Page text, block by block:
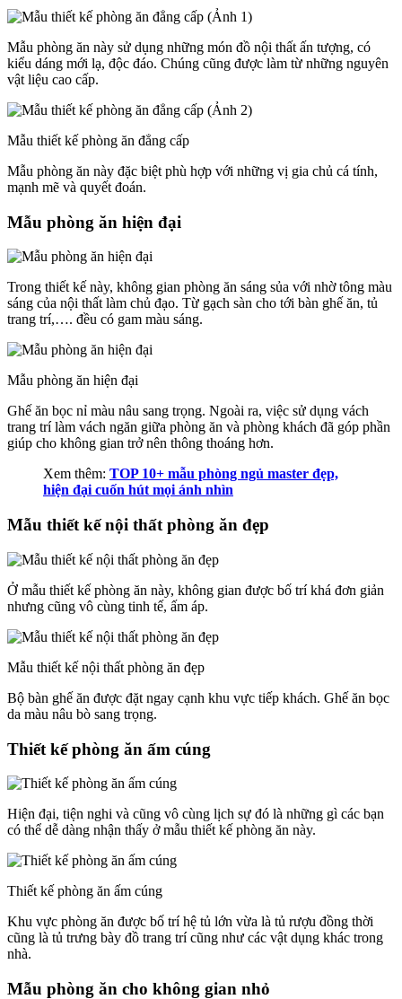
Mẫu phòng ăn này sử dụng những món đồ nội thất ấn tượng, có
kiểu dáng mới lạ, độc đáo. Chúng cũng được làm từ những nguyên
vật liệu cao cấp.
Mẫu thiết kế phòng ăn đẳng cấp
Mẫu phòng ăn này đặc biệt phù hợp với những vị gia chủ cá tính,
mạnh mẽ và quyết đoán.
Mẫu phòng ăn hiện đại
Trong thiết kế này, không gian phòng ăn sáng sủa với nhờ tông màu
sáng của nội thất làm chủ đạo. Từ gạch sàn cho tới bàn ghế ăn, tủ
trang trí,…. đều có gam màu sáng.
Mẫu phòng ăn hiện đại
Ghế ăn bọc nỉ màu nâu sang trọng. Ngoài ra, việc sử dụng vách
trang trí làm vách ngăn giữa phòng ăn và phòng khách đã góp phần
giúp cho không gian trở nên thông thoáng hơn.
Xem thêm: TOP 10+ mẫu phòng ngủ master đẹp,
hiện đại cuốn hút mọi ánh nhìn
Mẫu thiết kế nội thất phòng ăn đẹp
Ở mẫu thiết kế phòng ăn này, không gian được bố trí khá đơn giản
nhưng cũng vô cùng tinh tế, ấm áp.
Mẫu thiết kế nội thất phòng ăn đẹp
Bộ bàn ghế ăn được đặt ngay cạnh khu vực tiếp khách. Ghế ăn bọc
da màu nâu bò sang trọng.
Thiết kế phòng ăn ấm cúng
Hiện đại, tiện nghi và cũng vô cùng lịch sự đó là những gì các bạn
có thể dễ dàng nhận thấy ở mẫu thiết kế phòng ăn này.
Thiết kế phòng ăn ấm cúng
Khu vực phòng ăn được bố trí hệ tủ lớn vừa là tủ rượu đồng thời
cũng là tủ trưng bày đồ trang trí cũng như các vật dụng khác trong
nhà.
Mẫu phòng ăn cho không gian nhỏ